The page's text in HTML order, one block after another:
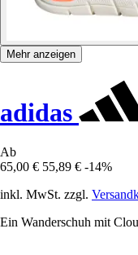
Mehr anzeigen
adidas
Ab
65,00 € 55,89 € -14%
inkl. MwSt. zzgl.
Ein Wanderschuh mit